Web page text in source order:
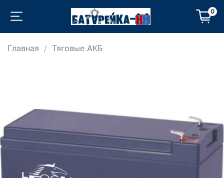
0
Главная Тяговые АКБ